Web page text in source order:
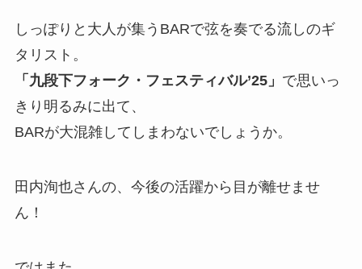
しっぽりと大人が集うBARで弦を奏でる流しのギ
タリスト。
「九段下フォーク・フェスティバル’25」 で思いっ
きり明るみに出て、
BARが大混雑してしまわないでしょうか。
田内洵也さんの、今後の活躍から目が離せませ
ん！